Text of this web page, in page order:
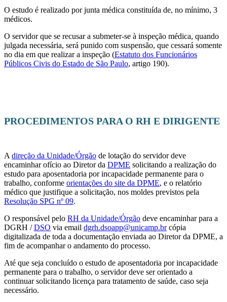
O estudo é realizado por junta médica constituída de, no mínimo, 3
médicos.
O servidor que se recusar a submeter-se à inspeção médica, quando
julgada necessária, será punido com suspensão, que cessará somente
no dia em que realizar a inspeção (Estatuto dos Funcionários
Públicos Civis do Estado de São Paulo, artigo 190).
PROCEDIMENTOS PARA O RH E DIRIGENTE
A direção da Unidade/Órgão de lotação do servidor deve
encaminhar ofício ao Diretor da DPME solicitando a realização do
estudo para aposentadoria por incapacidade permanente para o
trabalho, conforme orientações do site da DPME, e o relatório
médico que justifique a solicitação, nos moldes previstos pela
Resolução SPG nº 09.
O responsável pelo RH da Unidade/Órgão deve encaminhar para a
DGRH /DSO via email dgrh.dsoapp@unicamp.brcópia
digitalizada de toda a documentação enviada ao Diretor da DPME, a
fim de acompanhar o andamento do processo.
Até que seja concluído o estudo de aposentadoria por incapacidade
permanente para o trabalho, o servidor deve ser orientado a
continuar solicitando licença para tratamento de saúde, caso seja
necessário.